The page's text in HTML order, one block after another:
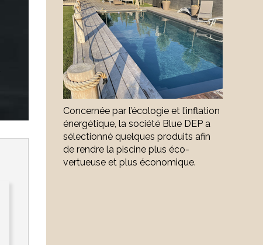
Concernée par l’écologie et l’inflation
énergétique, la société Blue DEP a
sélectionné quelques produits afin
de rendre la piscine plus éco-
vertueuse et plus économique.